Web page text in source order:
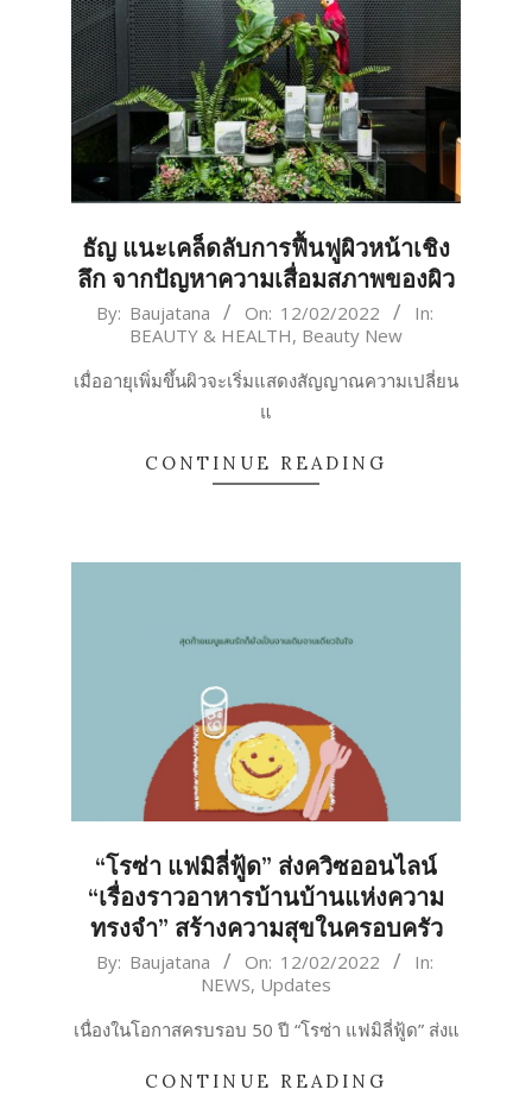
ธัญ แนะเคล็ดลับการฟื้นฟูผิวหน้าเชิง
ลึก จากปัญหาความเสื่อมสภาพของผิว
2022-
12
By: Baujatana On: 12/02/2022
In:
BEAUTY & HEALTH, Beauty New
เมื่ออายุเพิ่มขึ้นผิวจะเริ่มแสดงสัญญาณความเปลี่ยน
แ
CONTINUE READING
“โรซ่า แฟมิลี่ฟู้ด” ส่งควิซออนไลน์
“เรื่องราวอาหารบ้านบ้านแห่งความ
ทรงจำ” สร้างความสุขในครอบครัว
2022-
12
By: Baujatana On: 12/02/2022
In:
NEWS, Updates
เนื่องในโอกาสครบรอบ 50 ปี “โรซ่า แฟมิลี่ฟู้ด” ส่งแ
CONTINUE READING